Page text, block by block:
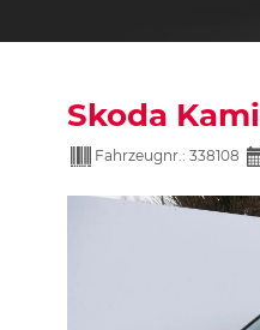
Skoda
Fahrzeugnr.: 338108